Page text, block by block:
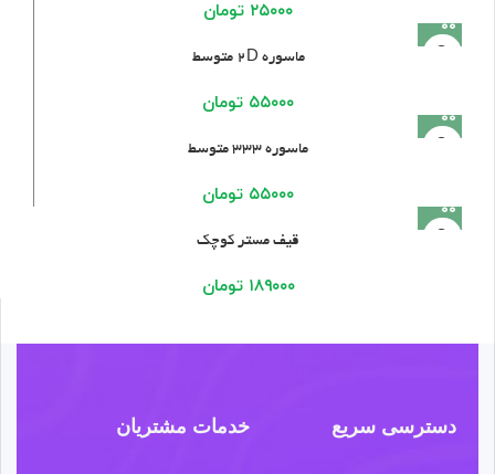
۲۵۰۰۰ تومان
ماسوره ۲D متوسط
۵۵۰۰۰ تومان
ماسوره ۳۳۳ متوسط
۵۵۰۰۰ تومان
قیف مستر کوچک
۱۸۹۰۰۰ تومان
دسترسی سریع خدمات مشتریان